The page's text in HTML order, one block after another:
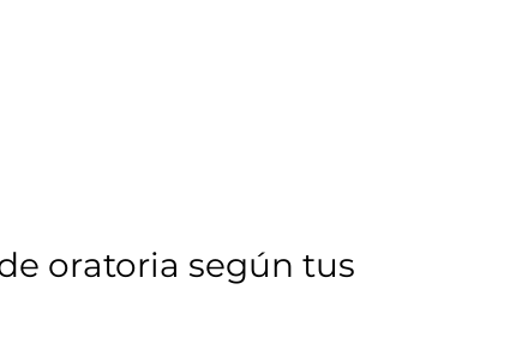
oratoria según tus